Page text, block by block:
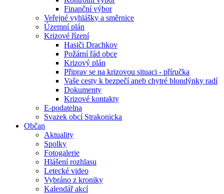
Finanční výbor
Veřejné vyhlášky a směrnice
Územní plán
Krizové řízení
Hasiči Drachkov
Požární řád obce
Krizový plán
Připrav se na krizovou situaci - příručka
Vaše cesty k bezpečí aneb chytré blondýnky radí
Dokumenty
Krizové kontakty
E-podatelna
Svazek obcí Strakonicka
Občan
Aktuality
Spolky
Fotogalerie
Hlášení rozhlasu
Letecké video
Vybráno z kroniky
Kalendář akcí